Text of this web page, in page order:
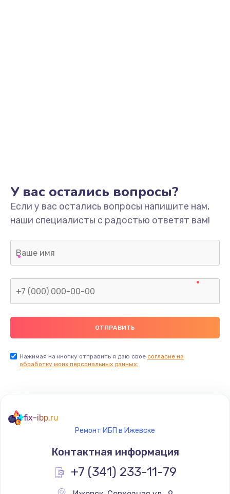
У вас остались вопросы?
Если у вас остались вопросы напишите нам,
наши специалисты с радостью ответят вам!
Нажимая на кнопку отправить я даю свое согласие на
обработку моих персональных данных.
fix-ibp.ru
Ремонт ИБП в Ижевске
Контактная информация
+7 (341) 233-11-79